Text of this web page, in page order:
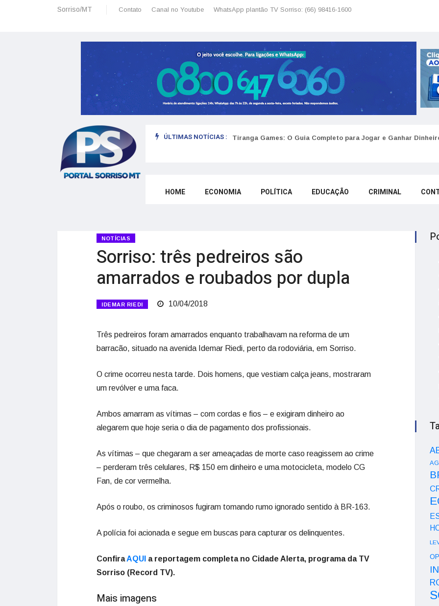
Sorriso/MT Contato Canal no Youtube WhatsApp plantão TV Sorriso: (66) 98416-1600
ÚLTIMAS NOTÍCIAS :
planeamento financeiro detalhado para não passar sufoco Tiranga Games: O Guia Completo para Jogar e Ganhar
HOME ECONOMIA POLÍTICA EDUCAÇÃO CRIMINAL
NOTÍCIAS
Sorriso: três pedreiros são
amarrados e roubados por dupla
IDEMAR RIEDI 10/04/2018
Três pedreiros foram amarrados enquanto trabalhavam na reforma de um
barracão, situado na avenida Idemar Riedi, perto da rodoviária, em Sorriso.
O crime ocorreu nesta tarde. Dois homens, que vestiam calça jeans, mostraram
um revólver e uma faca.
Ambos amarram as vítimas – com cordas e fios – e exigiram dinheiro ao
alegarem que hoje seria o dia de pagamento dos profissionais.
As vítimas – que chegaram a ser ameaçadas de morte caso reagissem ao crime
– perderam três celulares, R$ 150 em dinheiro e uma motocicleta, modelo CG
Fan, de cor vermelha.
Após o roubo, os criminosos fugiram tomando rumo ignorado sentido à BR-163.
A polícia foi acionada e segue em buscas para capturar os delinquentes.
ConfiraAQUI a reportagem completa no Cidade Alerta, programa da TV
Sorriso (Record TV).
Mais imagens